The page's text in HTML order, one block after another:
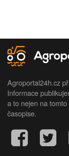
Agroportal24h.cz
Informace
a to nejen na
časopise.